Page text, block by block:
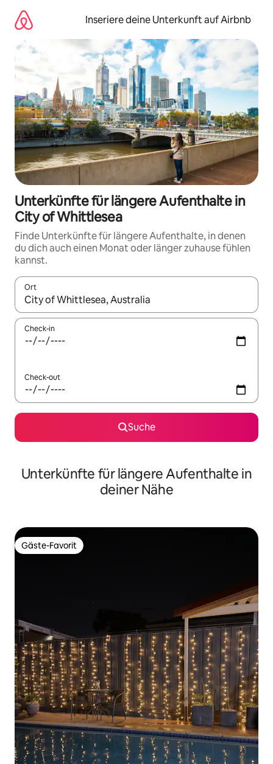
Inhalten
springen
Inseriere deine Unterkunft auf Airbnb
Unterkünfte für längere Aufenthalte in
City of Whittlesea
Finde Unterkünfte für längere Aufenthalte, in denen
du dich auch einen Monat oder länger zuhause fühlen
kannst.
Ort
Wenn Ergebnisse verfügbar sind, navigiere mit den
Check-in
Check-out
Suche
Unterkünfte für längere Aufenthalte in
deiner Nähe
Gäste-Favorit
Gäste-Favorit